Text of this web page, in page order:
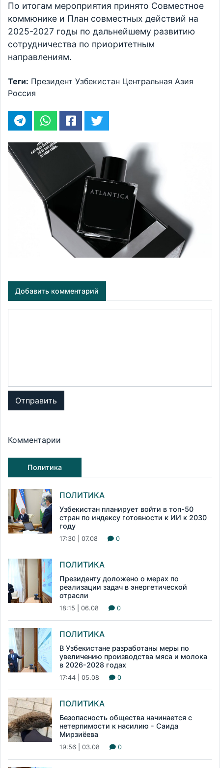
По итогам мероприятия принято Совместное
коммюнике и План совместных действий на
2025-2027 годы по дальнейшему развитию
сотрудничества по приоритетным
направлениям.
Теги: Президент Узбекистан Центральная Азия
Россия
Добавить комментарий
Отправить
Комментарии
Политика
ПОЛИТИКА
Узбекистан планирует войти в топ-50
стран по индексу готовности к ИИ к 2030
году
17:30 | 07.08 0
ПОЛИТИКА
Президенту доложено о мерах по
реализации задач в энергетической
отрасли
18:15 | 06.08 0
ПОЛИТИКА
В Узбекистане разработаны меры по
увеличению производства мяса и молока
в 2026-2028 годах
17:44 | 05.08 0
ПОЛИТИКА
Безопасность общества начинается с
нетерпимости к насилию - Саида
Мирзиёева
19:56 | 03.08 0